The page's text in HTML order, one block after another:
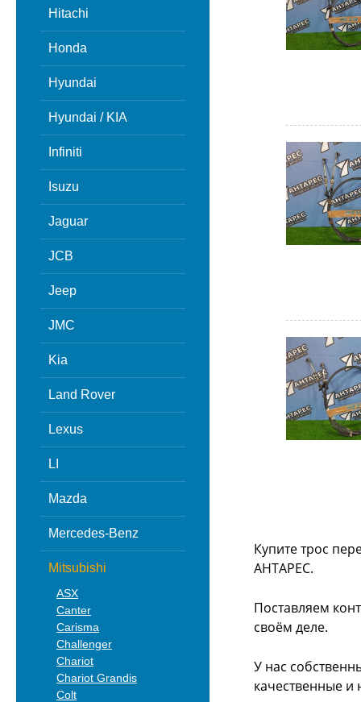
Hitachi
Honda
Hyundai
Hyundai / KIA
Infiniti
Isuzu
Jaguar
JCB
Jeep
JMC
Kia
Land Rover
Lexus
LI
Mazda
Mercedes-Benz
Mitsubishi
ASX
Canter
Carisma
Challenger
Chariot
Chariot Grandis
Colt
Купите трос
АНТАРЕС.
Поставляем
своём деле.
У нас
качественные и